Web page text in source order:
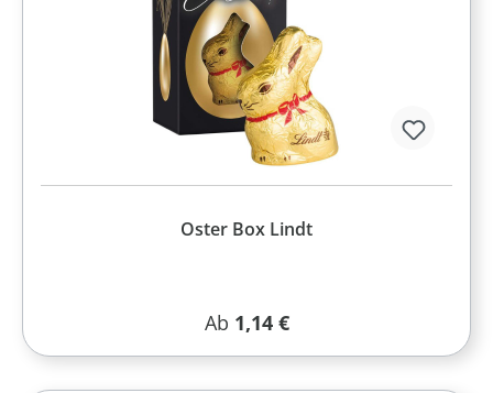
Oster Box Lindt
Regulärer Preis:
Ab 1,14 €